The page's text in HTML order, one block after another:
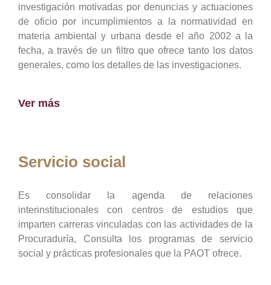
investigación motivadas por denuncias y actuaciones
de oficio por incumplimientos a la normatividad en
materia ambiental y urbana desde el año 2002 a la
fecha, a través de un filtro que ofrece tanto los datos
generales, como los detalles de las investigaciones.
Ver más
Servicio social
Es consolidar la agenda de relaciones
interinstitucionales con centros de estudios que
imparten carreras vinculadas con las actividades de la
Procuraduría, Consulta los programas de servicio
social y prácticas profesionales que la PAOT ofrece.